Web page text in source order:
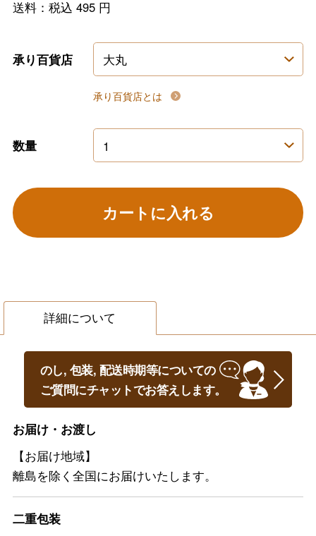
送料：税込 495円
承り百貨店
承り百貨店とは
数量
カートに入れる
詳細について
のし, 包装, 配送時期等についての
ご質問にチャットでお答えします。
お届け・お渡し
【お届け地域】
離島を除く全国にお届けいたします。
二重包装